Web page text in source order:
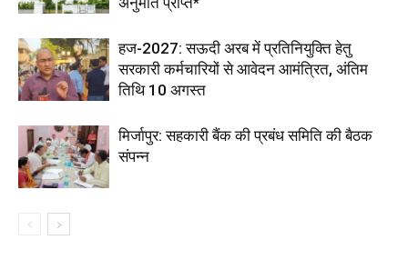
हज-2027: सऊदी अरब में प्रतिनियुक्ति हेतु
सरकारी कर्मचारियों से आवेदन आमंत्रित, अंतिम
तिथि 10 अगस्त
मिर्जापुर: सहकारी बैंक की प्रबंध समिति की बैठक
संपन्न